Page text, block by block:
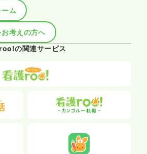
ム
考えの方へ
の関連サービス